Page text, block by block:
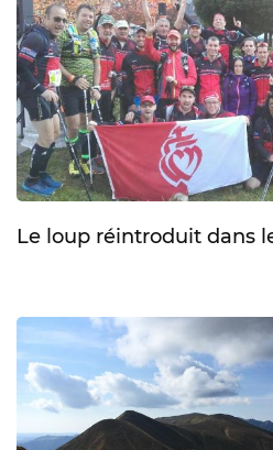
Le loup réintroduit dans